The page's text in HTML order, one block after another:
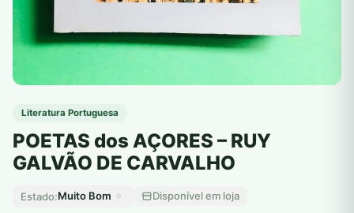
Literatura Portuguesa
POETAS dos AÇORES – RUY
GALVÃO DE CARVALHO
Estado:Muito Bom Disponível em loja